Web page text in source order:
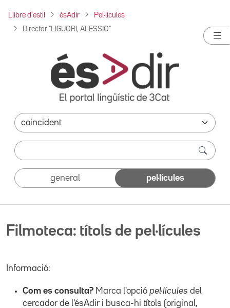
Llibre d'estil ésAdir Pel·lícules
Director "LIGUORI, ALESSIO"
general pel·lícules
Filmoteca: títols de pel·lícules
Informació:
Com es consulta? Marca l'opció pel·lícules del
cercador de l'ésAdir i busca-hi títols (original,